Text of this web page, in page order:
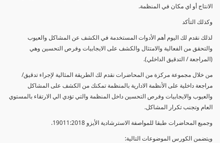
الانتاج أو اي مكان في المنظمة.
وكذلك التأكد
لذلك نقدم لك اليوم أهم الأدوات المستخدمة في الكشف عن المشاكل والعيوب
والتحقق من الفعالية والامتثال والكشف على الايجابيات وفرص التحسين وهي
(المراجعة / التدقيق الداخلي).
من خلال مجموعة مركزة من المحاضرات نقدم لك الطريقة المثالية لإجراء تدقيق/
مراجعة داخلية على الأنظمة الادارية بالمنظمة تمكنك من الكشف على المشاكل
والعيوب والايجابيات وفرص التحسين داخل المنظمة والتي تؤدي الي الارتقاء بالمستوي
العام وتجنب تكرار المشاكل.
وجميع المحاضرات طبقا للمواصفة الاسترشادية الأيزو 19011:2018.
ويتضمن الكورس الموضوعات التالية: